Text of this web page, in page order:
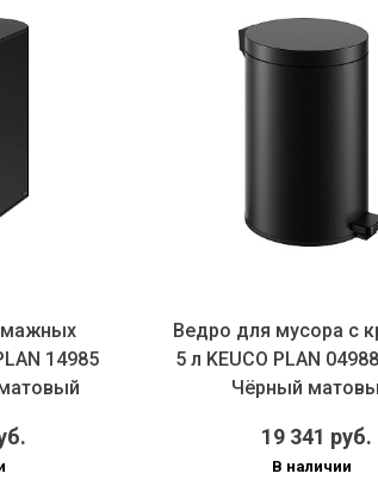
14985
Ведро для мусора с
5 л KEUCO PLAN
Чёрный
19 341 руб.
В наличии